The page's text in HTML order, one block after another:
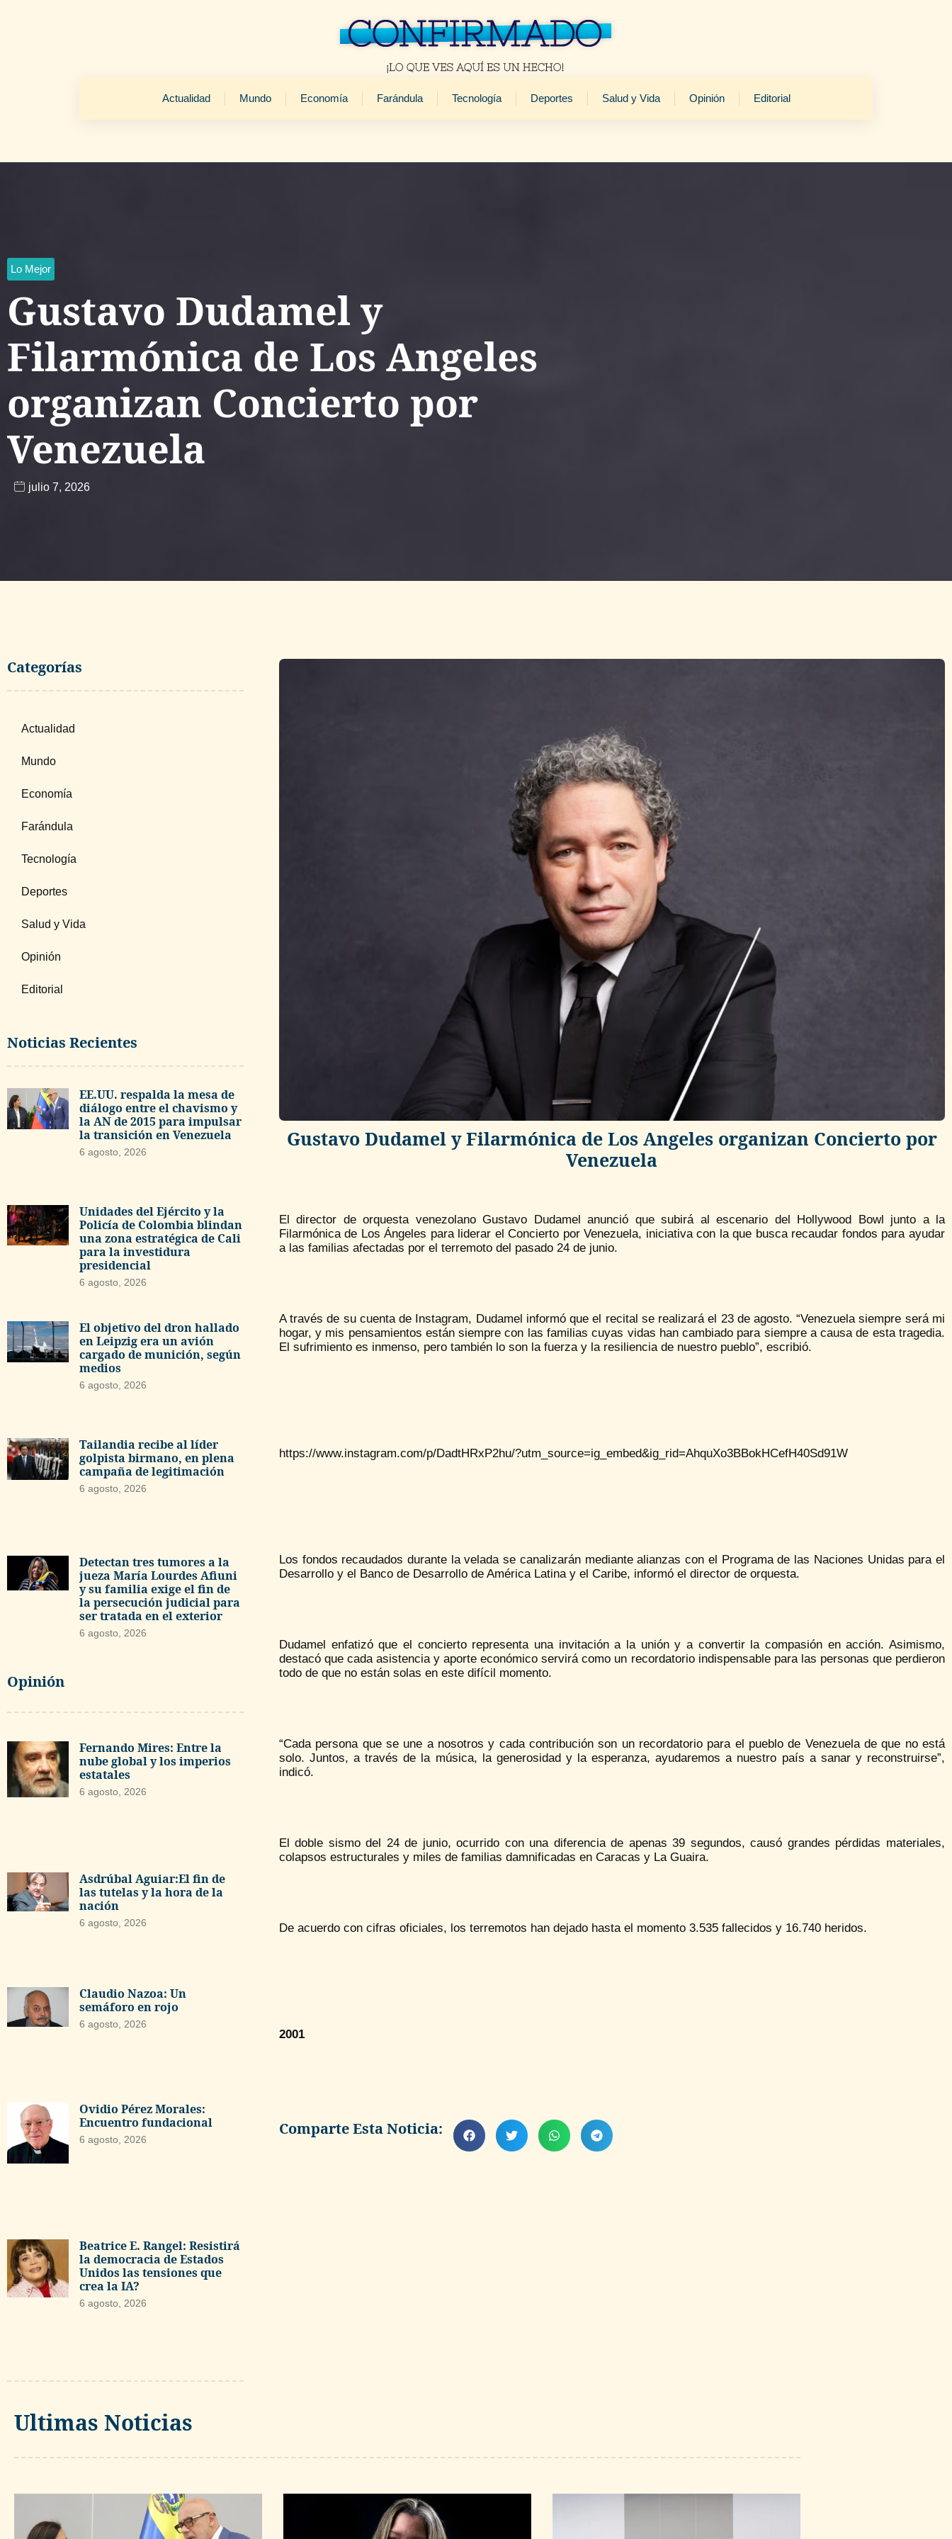
Actualidad Mundo Economía Farándula Tecnología Deportes Salud y Vida Opinión Editorial
Lo Mejor
Gustavo Dudamel y
Filarmónica de Los Angeles
organizan Concierto por
Venezuela
julio 7, 2026
Categorías
Actualidad
Mundo
Economía
Farándula
Tecnología
Deportes
Salud y Vida
Opinión
Editorial
Noticias Recientes
EE.UU. respalda la mesa de
diálogo entre el chavismo y
la AN de 2015 para impulsar
la transición en Venezuela
6 agosto, 2026
Unidades del Ejército y la
Policía de Colombia blindan
una zona estratégica de Cali
para la investidura
presidencial
6 agosto, 2026
El objetivo del dron hallado
en Leipzig era un avión
cargado de munición, según
medios
6 agosto, 2026
Tailandia recibe al líder
golpista birmano, en plena
campaña de legitimación
6 agosto, 2026
Detectan tres tumores a la
jueza María Lourdes Afiuni
y su familia exige el fin de
la persecución judicial para
ser tratada en el exterior
6 agosto, 2026
Opinión
Fernando Mires: Entre la
nube global y los imperios
estatales
6 agosto, 2026
Asdrúbal Aguiar:El fin de
las tutelas y la hora de la
nación
6 agosto, 2026
Claudio Nazoa: Un
semáforo en rojo
6 agosto, 2026
Ovidio Pérez Morales:
Encuentro fundacional
6 agosto, 2026
Beatrice E. Rangel: Resistirá
la democracia de Estados
Unidos las tensiones que
crea la IA?
6 agosto, 2026
Gustavo Dudamel y Filarmónica de Los Angeles organizan Concierto por
Venezuela
El director de orquesta venezolano Gustavo Dudamel anunció que subirá al escenario del Hollywood Bowl junto a la
Filarmónica de Los Ángeles para liderar el Concierto por Venezuela, iniciativa con la que busca recaudar fondos para ayudar
a las familias afectadas por el terremoto del pasado 24 de junio.
A través de su cuenta de Instagram, Dudamel informó que el recital se realizará el 23 de agosto. “Venezuela siempre será mi
hogar, y mis pensamientos están siempre con las familias cuyas vidas han cambiado para siempre a causa de esta tragedia.
El sufrimiento es inmenso, pero también lo son la fuerza y la resiliencia de nuestro pueblo”, escribió.
https://www.instagram.com/p/DadtHRxP2hu/?utm_source=ig_embed&ig_rid=AhquXo3BBokHCefH40Sd91W
Los fondos recaudados durante la velada se canalizarán mediante alianzas con el Programa de las Naciones Unidas para el
Desarrollo y el Banco de Desarrollo de América Latina y el Caribe, informó el director de orquesta.
Dudamel enfatizó que el concierto representa una invitación a la unión y a convertir la compasión en acción. Asimismo,
destacó que cada asistencia y aporte económico servirá como un recordatorio indispensable para las personas que perdieron
todo de que no están solas en este difícil momento.
“Cada persona que se une a nosotros y cada contribución son un recordatorio para el pueblo de Venezuela de que no está
solo. Juntos, a través de la música, la generosidad y la esperanza, ayudaremos a nuestro país a sanar y reconstruirse”,
indicó.
El doble sismo del 24 de junio, ocurrido con una diferencia de apenas 39 segundos, causó grandes pérdidas materiales,
colapsos estructurales y miles de familias damnificadas en Caracas y La Guaira.
De acuerdo con cifras oficiales, los terremotos han dejado hasta el momento 3.535 fallecidos y 16.740 heridos.
2001
Comparte Esta Noticia:
Ultimas Noticias